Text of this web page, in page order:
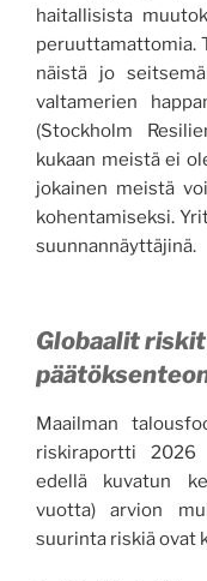
haitallisista
peruuttamattomia.
näistä jo
valtamerien
(Stockholm
kukaan meistä ei
jokainen meistä
kohentamiseksi.
suunnannäyttäjinä.
Globaalit
Maailman
riskiraportti 2026
edellä kuvatun
vuotta) arvion
suurinta riskiä ovat